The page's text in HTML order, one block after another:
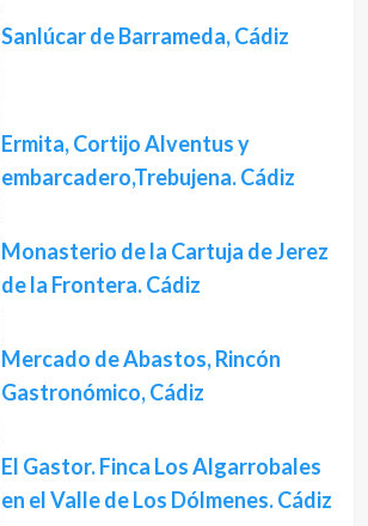
Sanlúcar de Barrameda, Cádiz
Ermita, Cortijo Alventus y
embarcadero,Trebujena. Cádiz
Monasterio de la Cartuja de Jerez
de la Frontera. Cádiz
Mercado de Abastos, Rincón
Gastronómico, Cádiz
El Gastor. Finca Los Algarrobales
en el Valle de Los Dólmenes. Cádiz